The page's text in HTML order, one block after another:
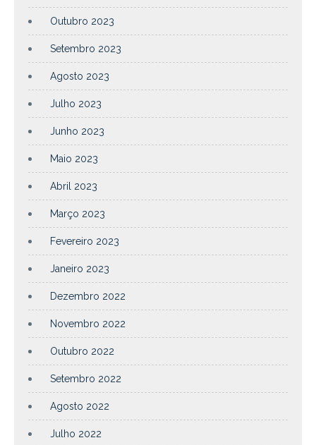
Outubro 2023
Setembro 2023
Agosto 2023
Julho 2023
Junho 2023
Maio 2023
Abril 2023
Março 2023
Fevereiro 2023
Janeiro 2023
Dezembro 2022
Novembro 2022
Outubro 2022
Setembro 2022
Agosto 2022
Julho 2022